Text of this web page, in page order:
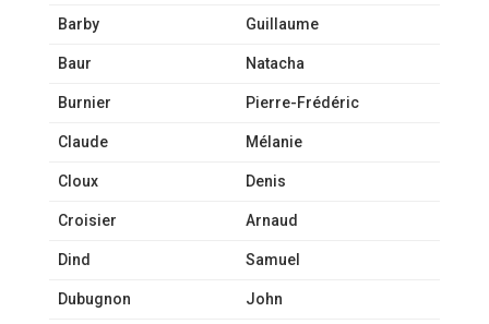
Barby Guillaume
Baur Natacha
Burnier Pierre-Frédéric
Claude Mélanie
Cloux Denis
Croisier Arnaud
Dind Samuel
Dubugnon John